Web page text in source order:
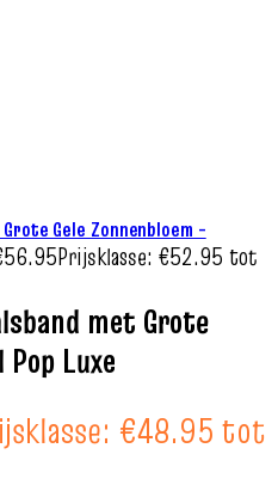
Gele Zonnenbloem –
56.95Prijsklasse: €52.95 tot
met Grote
Luxe
€48.95 tot